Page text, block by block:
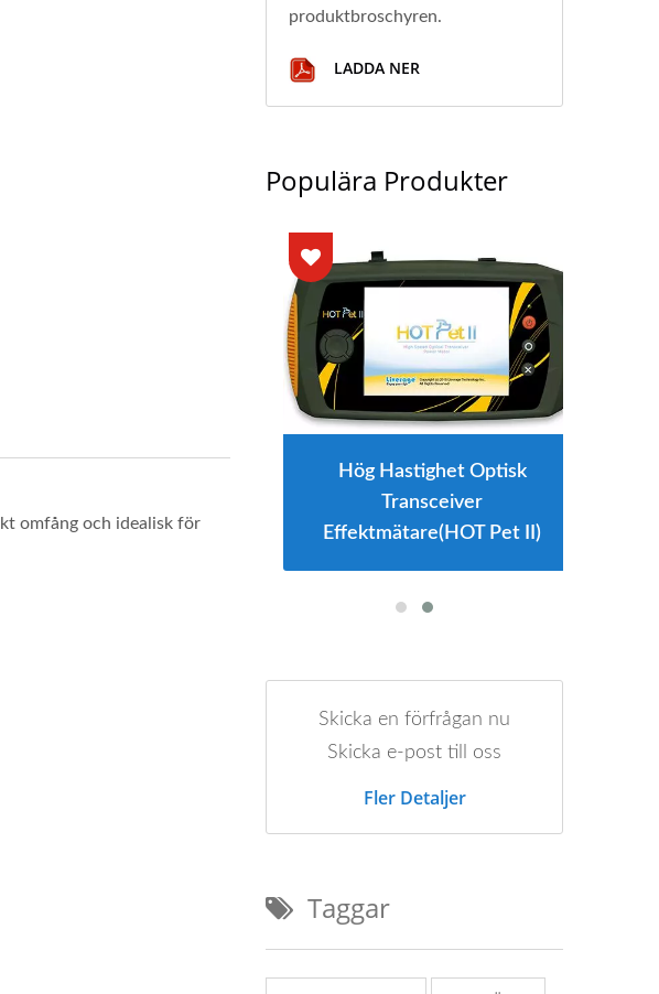
omfång och idealisk för
och effektmätare. Hög dynamiskt omfång och idealisk för testlösningar för
produktbroschyren.
LADDA NER
Populära Produkter
Hög Hastighet Optisk
Transceiver
Effektmätare(HOT Pet II)
Skicka en förfrågan nu
Skicka e-post till oss
Fler Detaljer
Taggar